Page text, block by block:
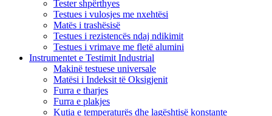
Tester shpërthyes
Testues i vulosjes me nxehtësi
Matës i trashësisë
Testues i rezistencës ndaj ndikimit
Testues i vrimave me fletë alumini
Instrumentet e Testimit Industrial
Makinë testuese universale
Matësi i Indeksit të Oksigjenit
Furra e tharjes
Furra e plakjes
Kutia e temperaturës dhe lagështisë konstante